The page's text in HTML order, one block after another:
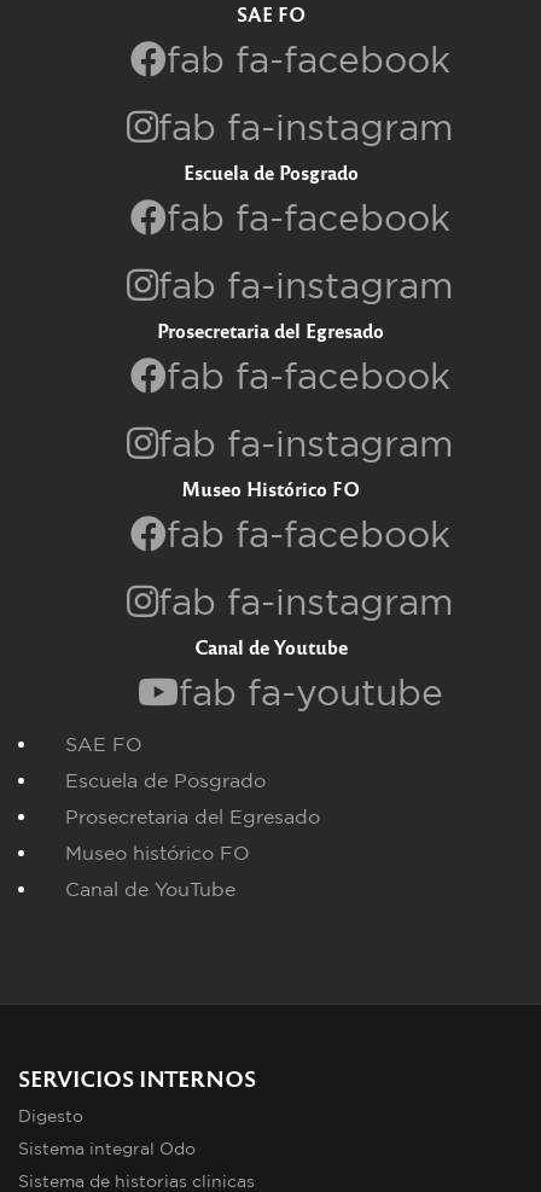
SAE FO
fab fa-facebook
fab fa-instagram
Escuela de Posgrado
fab fa-facebook
fab fa-instagram
Prosecretaria del Egresado
fab fa-facebook
fab fa-instagram
Museo Histórico FO
fab fa-facebook
fab fa-instagram
Canal de Youtube
fab fa-youtube
SAE FO
Escuela de Posgrado
Prosecretaria del Egresado
Museo histórico FO
Canal de YouTube
SERVICIOS INTERNOS
Digesto
Sistema integral Odo
Sistema de historias clinicas